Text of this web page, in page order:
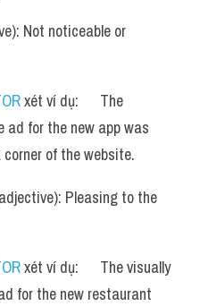
Not noticeable or
xét ví dụ:      The
ad for the new app was
of the website.
Pleasing to the
xét ví dụ:      The visually
for the new restaurant